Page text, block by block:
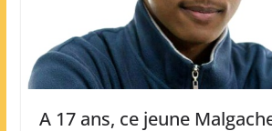
A 17 ans, ce jeune